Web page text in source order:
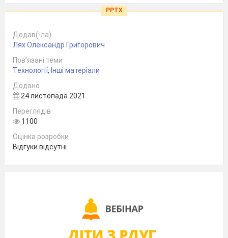
PPTX
Додав(-ла)
Лях Олександр Григорович
Пов’язані теми
Технології, Інші матеріали
Додано
24 листопада 2021
Переглядів
1100
Оцінка розробки
Відгуки відсутні